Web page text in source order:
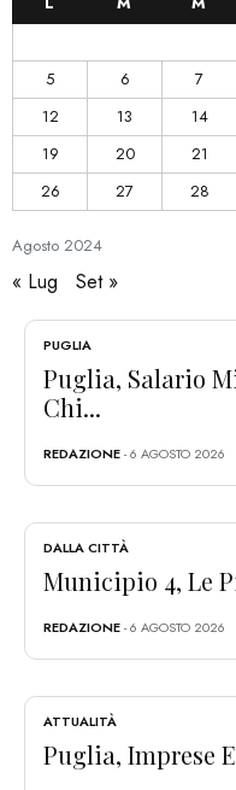
Agosto 2024
5
6 7
12
13 14
19
20 21
26
27 28
« Lug Set »
PUGLIA
Puglia, Salario
Chi...
REDAZIONE- 6 AGOSTO 2026
DALLA CITTÀ
Municipio 4, Le
REDAZIONE- 6 AGOSTO 2026
ATTUALITÀ
Puglia, Imprese